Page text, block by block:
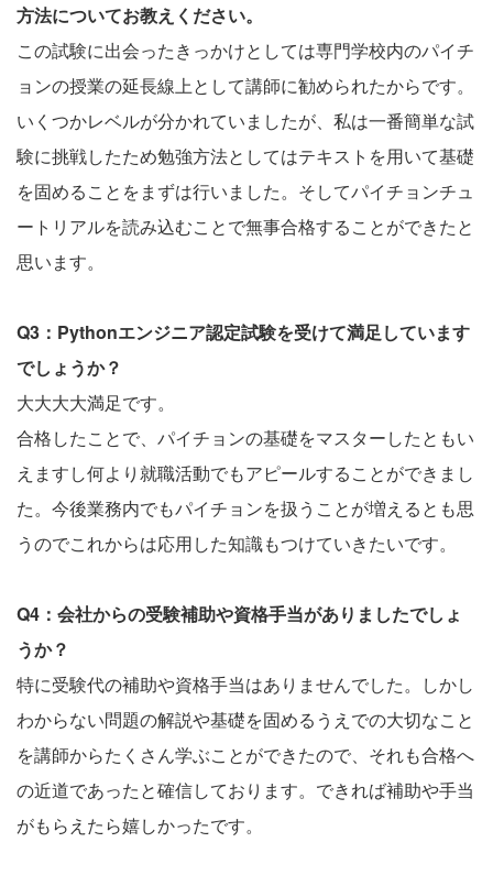
方法についてお教えください。
この試験に出会ったきっかけとしては専門学校内のパイチ
ョンの授業の延長線上として講師に勧められたからです。
いくつかレベルが分かれていましたが、私は一番簡単な試
験に挑戦したため勉強方法としてはテキストを用いて基礎
を固めることをまずは行いました。そしてパイチョンチュ
ートリアルを読み込むことで無事合格することができたと
思います。
Q3：Pythonエンジニア認定試験を受けて満足しています
でしょうか？
大大大大満足です。
合格したことで、パイチョンの基礎をマスターしたともい
えますし何より就職活動でもアピールすることができまし
た。今後業務内でもパイチョンを扱うことが増えるとも思
うのでこれからは応用した知識もつけていきたいです。
Q4：会社からの受験補助や資格手当がありましたでしょ
うか？
特に受験代の補助や資格手当はありませんでした。しかし
わからない問題の解説や基礎を固めるうえでの大切なこと
を講師からたくさん学ぶことができたので、それも合格へ
の近道であったと確信しております。できれば補助や手当
がもらえたら嬉しかったです。